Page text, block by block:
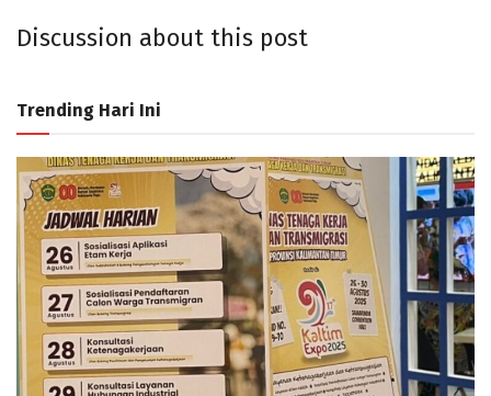
Discussion about this post
Trending Hari Ini